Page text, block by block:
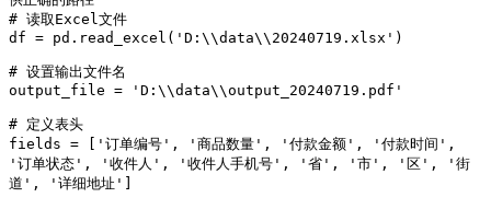
# 读取Excel文件
df = pd.read_excel('D:\\data\\20240719.xlsx')
# 设置输出文件名
output_file = 'D:\\data\\output_20240719.pdf'
# 定义表头
fields = ['订单编号', '商品数量', '付款金额', '付款时间',
'订单状态', '收件人', '收件人手机号', '省', '市', '区', '街
道', '详细地址']